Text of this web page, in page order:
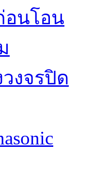
อนโอน
งจรปิด